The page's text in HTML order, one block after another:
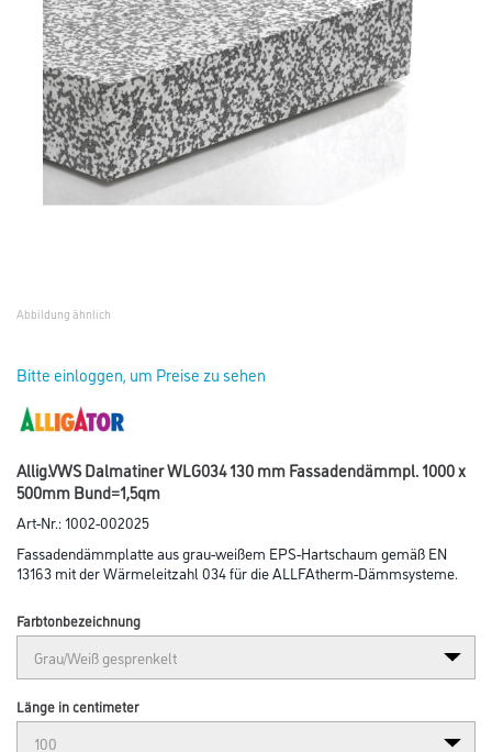
Abbildung ähnlich
Bitte einloggen, um Preise zu sehen
Allig.VWS Dalmatiner WLG034 130 mm Fassadendämmpl. 1000 x
500mm Bund=1,5qm
Art-Nr.:1002-002025
Fassadendämmplatte aus grau-weißem EPS-Hartschaum gemäß EN
13163 mit der Wärmeleitzahl 034 für die ALLFAtherm-Dämmsysteme.
Farbtonbezeichnung
Länge in centimeter